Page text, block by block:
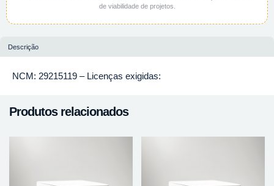
de viabilidade de projetos.
Descrição
NCM: 29215119 – Licenças exigidas:
Produtos relacionados